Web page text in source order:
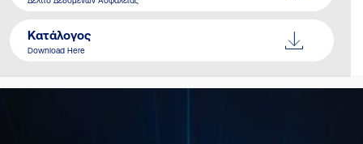
Κατάλογος
Download Here